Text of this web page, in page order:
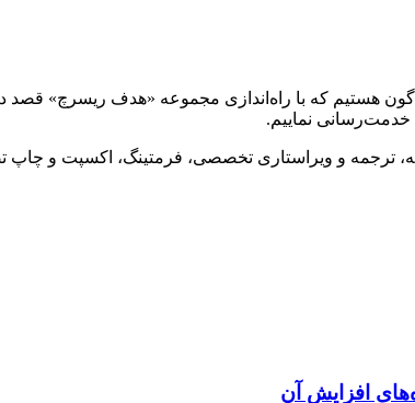
هستیم که با راه‌اندازی مجموعه «هدف ریسرچ» قصد
خدمت‌رسانی نماییم.
ترجمه و ویراستاری تخصصی، فرمتینگ، اکسپت و چاپ
افزایش آن